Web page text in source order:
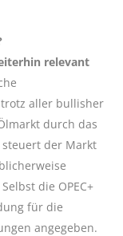
relevant
aller bullisher
durch das
steuert der Markt
die OPEC+
für die
angegeben.